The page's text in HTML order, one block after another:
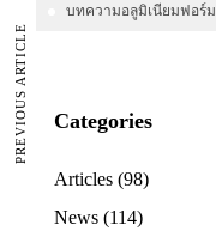
บทความอลูมิเนียมฟอร์ม
PREVIOUS ARTICLE Categories
Articles (98)
News (114)